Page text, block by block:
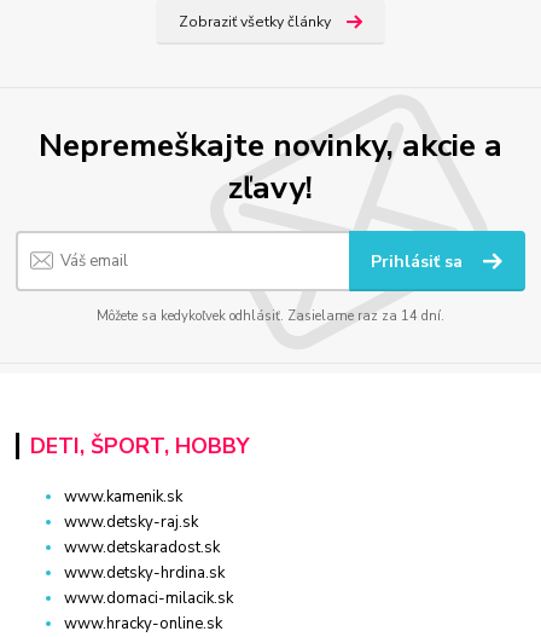
Zobraziť všetky články
Nepremeškajte novinky, akcie a
zľavy!
Prihlásiť sa
Môžete sa kedykoľvek odhlásiť. Zasielame raz za 14 dní.
DETI, ŠPORT, HOBBY
www.kamenik.sk
www.detsky-raj.sk
www.detskaradost.sk
www.detsky-hrdina.sk
www.domaci-milacik.sk
www.hracky-online.sk